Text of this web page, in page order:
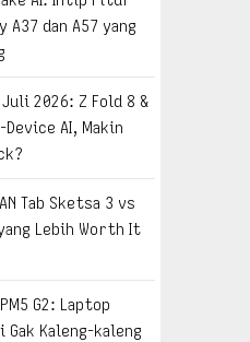
A37 dan A57 yang
2026: Z Fold 8 &
Device AI, Makin
Tab Sketsa 3 vs
Lebih Worth It
G2: Laptop
Gak Kaleng-kaleng